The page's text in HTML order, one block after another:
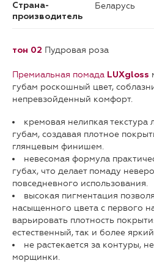
Страна-
производитель
Беларусь
тон 02 Пудровая роза
Премиальная помада LUXgloss
губам роскошный цвет,
непревзойденный комфорт.
кремовая нелипкая текстура
губам, создавая плотное
глянцевым финишем.
невесомая формула
губах, что делает помаду
повседневного использования.
высокая пигментация
насыщенного цвета с первого
варьировать плотность
естественный, так и более
не растекается за контуры,
морщинки.